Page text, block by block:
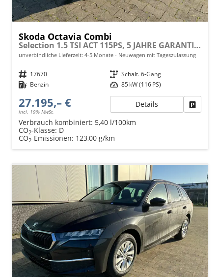
Skoda Octavia Combi
Selection 1.5 TSI ACT 115PS, 5 JAHRE GARANTIE, 16" ALUFELGEN, Climatronic, Parksensoren vo/hi, Rückfahrkamera, Virtual Cockpit 10", Sitzheizung, LED-Scheinwerfer, Radio 10" + Wireless Smartlink, Tempomat, Lederlenkrad, Dachreling
unverbindliche Lieferzeit: 4-5 Monate Neuwagen mit Tageszulassung
Fahrzeugnr. 17670 Getriebe Schalt. 6-Gang
Kraftstoff Benzin Leistung 85 kW (116 PS)
27.195,– €
incl. 19% MwSt.
Details
Verbrauch kombiniert: 5,40 l/100km
CO2-Klasse: D
CO2-Emissionen: 123,00 g/km